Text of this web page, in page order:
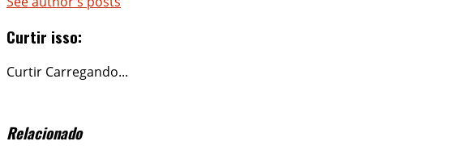
Curtir isso:
Curtir Carregando...
Relacionado